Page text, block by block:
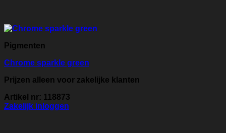
Pigmenten
Chrome sparkle green
Prijzen alleen voor zakelijke klanten
Artikel nr: 118873
Zakelijk inloggen